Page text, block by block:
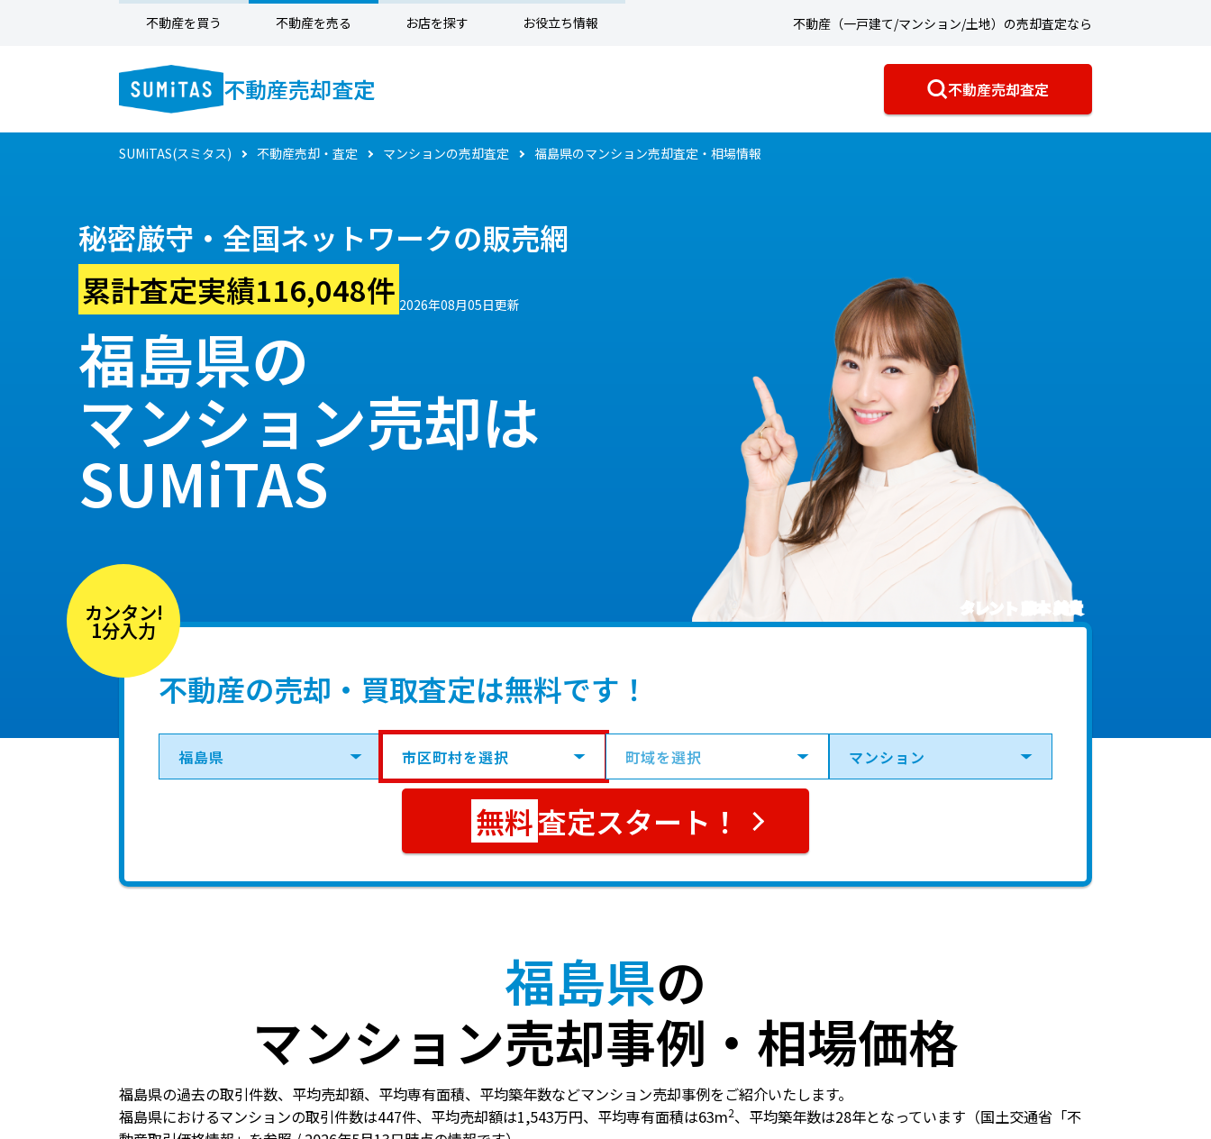
不動産を買う 不動産を売る お店を探す お役立ち情報 不動産（一戸建て/マンション/土地）の売却査定なら
不動産売却査定 不動産売却査定
SUMiTAS(スミタス) 不動産売却・査定 マンションの売却査定 福島県のマンション売却査定・相場情報
秘密厳守・全国ネットワークの販売網
累計査定実績116,048件 2026年08月05日更新
福島県の
マンション売却は
SUMiTAS
タレント 藤本 美貴
カンタン!
1分入力
不動産の売却・買取査定は無料です！
査定スタート！
福島県の
マンション売却事例・相場価格
福島県の過去の取引件数、平均売却額、平均専有面積、平均築年数などマンション売却事例をご紹介いたします。
福島県におけるマンションの取引件数は447件、 平均売却額は1,543万円、 平均専有面積は63m2、 平均築年数は28年となっています（国土交通省「不